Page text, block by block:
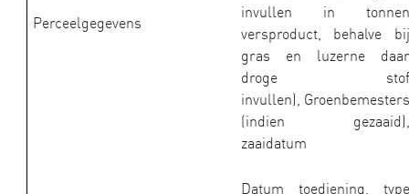
Perceelgegevens
invullen in tonnen
versproduct, behalve bij
gras en luzerne daar
droge stof
invullen), Groenbemesters
(indien gezaaid),
zaaidatum
Datum toediening, type